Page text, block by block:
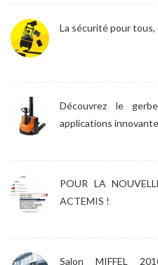
La sécurité pour tous,
Découvrez le
applications
POUR LA
ACTEMIS !
Salon MIFFEL